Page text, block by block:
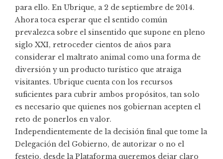
para ello. En Ubrique, a 2 de septiembre de 2014.
Ahora toca esperar que el sentido común
prevalezca sobre el sinsentido que supone en pleno
siglo XXI, retroceder cientos de años para
considerar el maltrato animal como una forma de
diversión y un producto turístico que atraiga
visitantes. Ubrique cuenta con los recursos
suficientes para cubrir ambos propósitos, tan solo
es necesario que quienes nos gobiernan acepten el
reto de ponerlos en valor.
Independientemente de la decisión final que tome la
Delegación del Gobierno, de autorizar o no el
festejo, desde la Plataforma queremos dejar claro